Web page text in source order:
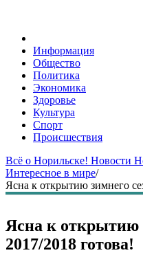
Информация
Общество
Политика
Экономика
Здоровье
Культура
Спорт
Происшествия
Всё о Норильске! Новости
Интересное в мире/
Ясна к открытию зимнего
Ясна к открытию
2017/2018 готова!